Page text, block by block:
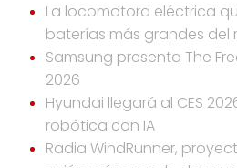
La locomotora eléctrica
baterías más grandes del
Samsung presenta The
2026
Hyundai llegará al CES
robótica con IA
Radia WindRunner,